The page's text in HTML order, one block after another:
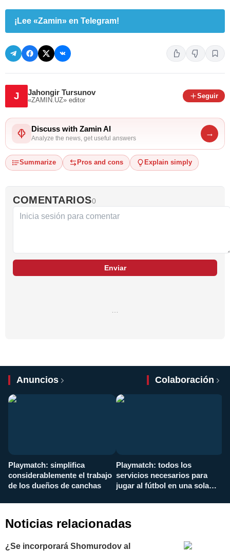
¡Lee «Zamin» en Telegram!
J Jahongir Tursunov
«ZAMIN.UZ» editor
Seguir
Discuss with Zamin AI
Analyze the news, get useful answers
→
Summarize Pros and cons Explain simply
COMENTARIOS0
Enviar
Anuncios Colaboración
Playmatch: simplifica
considerablemente el trabajo
de los dueños de canchas
Playmatch: todos los
servicios necesarios para
jugar al fútbol en una sola
Noticias relacionadas
¿Se incorporará Shomurodov al